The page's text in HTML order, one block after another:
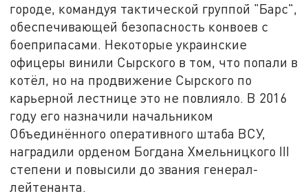
городе, командуя тактической группой "Барс",
обеспечивающей безопасность конвоев с
боеприпасами. Некоторые украинские
офицеры винили Сырского в том, что попали в
котёл, но на продвижение Сырского по
карьерной лестнице это не повлияло. В 2016
году его назначили начальником
Объединённого оперативного штаба ВСУ,
наградили орденом Богдана Хмельницкого III
степени и повысили до звания генерал-
лейтенанта.